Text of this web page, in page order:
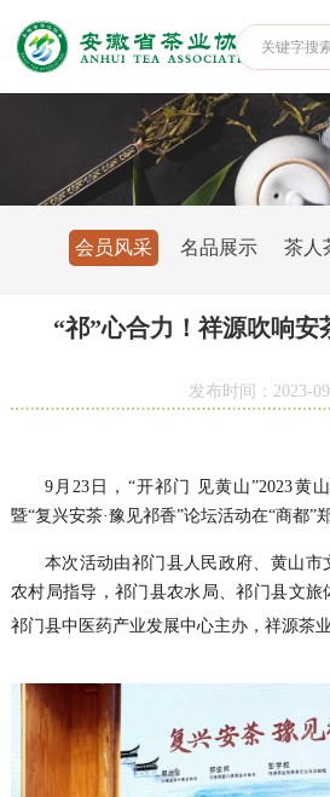
会员风采 名品展示 茶人
“祁”心合力！祥源吹响安
发布时间：2023-
9月23日，“开祁门 见黄山”2023黄
暨“复兴安茶·豫见祁香”论坛活动在“商都”
本次活动由祁门县人民政府、黄山市
农村局指导，祁门县农水局、祁门县文旅
祁门县中医药产业发展中心主办，祥源茶